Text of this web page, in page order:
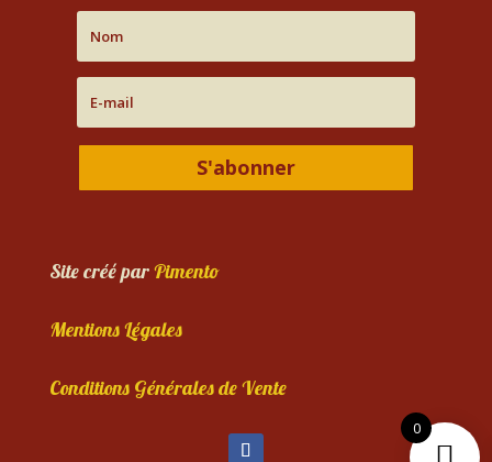
S'abonner
Site créé parPimento
Mentions Légales
Conditions Générales de Vente
0